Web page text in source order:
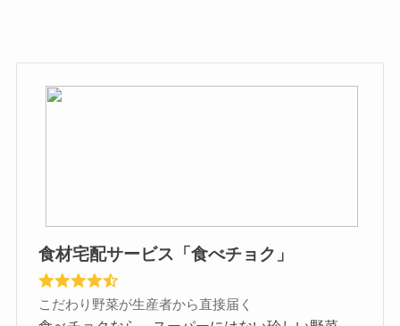
食材宅配サービス「食べチョク」
こだわり野菜が生産者から直接届く